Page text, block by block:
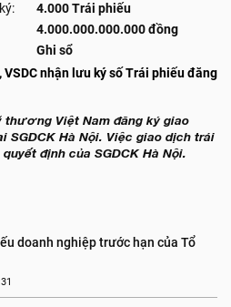
4.000 Trái phiếu
4.000.000.000.000 đồng
Ghi sổ
nhận lưu ký số Trái phiếu đăng
thương Việt Nam đăng ký giao
SGDCK Hà Nội. Việc giao dịch trái
định của SGDCK Hà Nội.
doanh nghiệp trước hạn của Tổ